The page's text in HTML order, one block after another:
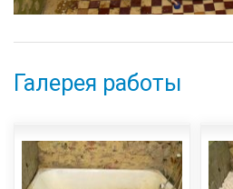
Галерея работы